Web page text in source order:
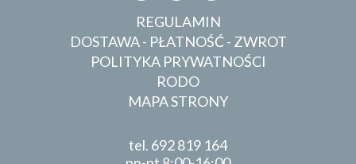
REGULAMIN
DOSTAWA - PŁATNOŚĆ - ZWROT
POLITYKA PRYWATNOŚCI
RODO
MAPA STRONY
tel. 692 819 164